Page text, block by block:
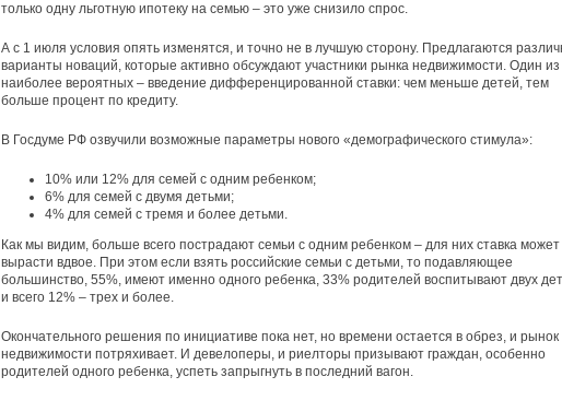
только одну льготную ипотеку на семью – это уже снизило спрос.
А с 1 июля условия опять изменятся, и точно не в лучшую сторону. Предлагаются
варианты новаций, которые активно обсуждают участники рынка недвижимости. Один из
наиболее вероятных – введение дифференцированной ставки: чем меньше детей, тем
больше процент по кредиту.
В Госдуме РФ озвучили возможные параметры нового «демографического стимула»:
10% или 12% для семей с одним ребенком;
6% для семей с двумя детьми;
4% для семей с тремя и более детьми.
Как мы видим, больше всего пострадают семьи с одним ребенком – для них ставка может
вырасти вдвое. При этом если взять российские семьи с детьми, то подавляющее
большинство, 55%, имеют именно одного ребенка, 33% родителей воспитывают двух
и всего 12% – трех и более.
Окончательного решения по инициативе пока нет, но времени остается в обрез, и рынок
недвижимости потряхивает. И девелоперы, и риелторы призывают граждан, особенно
родителей одного ребенка, успеть запрыгнуть в последний вагон.